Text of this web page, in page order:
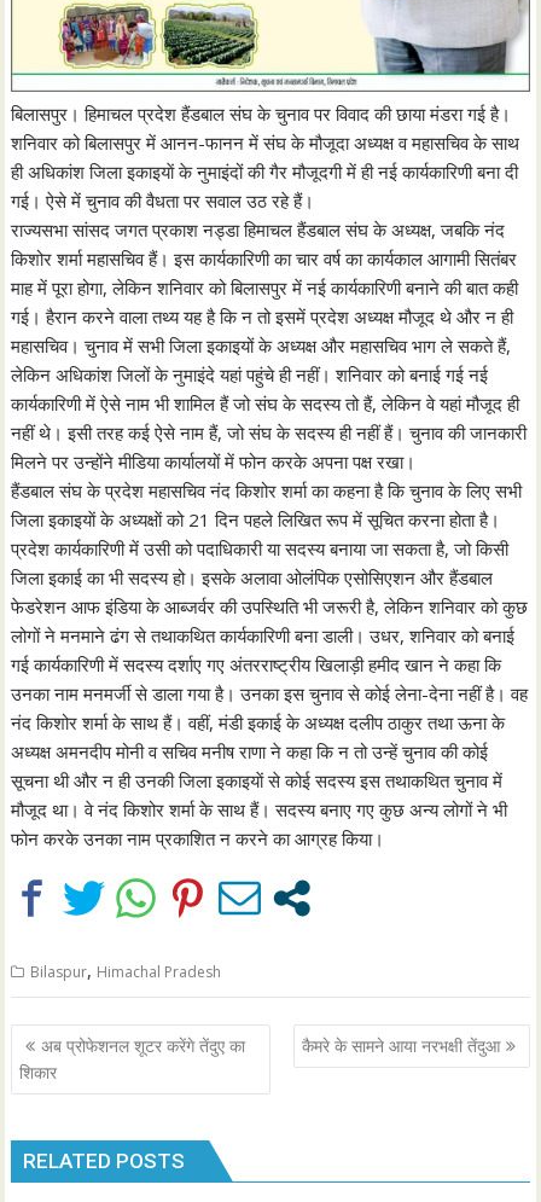
बिलासपुर। हिमाचल प्रदेश हैंडबाल संघ के चुनाव पर विवाद की छाया मंडरा गई है।
शनिवार को बिलासपुर में आनन-फानन में संघ के मौजूदा अध्यक्ष व महासचिव के साथ
ही अधिकांश जिला इकाइयाें के नुमाइंदों की गैर मौजूदगी में ही नई कार्यकारिणी बना दी
गई। ऐसे में चुनाव की वैधता पर सवाल उठ रहे हैं।
राज्यसभा सांसद जगत प्रकाश नड्डा हिमाचल हैंडबाल संघ के अध्यक्ष, जबकि नंद
किशोर शर्मा महासचिव हैं। इस कार्यकारिणी का चार वर्ष का कार्यकाल आगामी सितंबर
माह में पूरा होगा, लेकिन शनिवार को बिलासपुर में नई कार्यकारिणी बनाने की बात कही
गई। हैरान करने वाला तथ्य यह है कि न तो इसमें प्रदेश अध्यक्ष मौजूद थे और न ही
महासचिव। चुनाव में सभी जिला इकाइयों के अध्यक्ष और महासचिव भाग ले सकते हैं,
लेकिन अधिकांश जिलों के नुमाइंदे यहां पहुंचे ही नहीं। शनिवार को बनाई गई नई
कार्यकारिणी में ऐसे नाम भी शामिल हैं जो संघ के सदस्य तो हैं, लेकिन वे यहां मौजूद ही
नहीं थे। इसी तरह कई ऐसे नाम हैं, जो संघ के सदस्य ही नहीं हैं। चुनाव की जानकारी
मिलने पर उन्होंने मीडिया कार्यालयों में फोन करके अपना पक्ष रखा।
हैंडबाल संघ के प्रदेश महासचिव नंद किशोर शर्मा का कहना है कि चुनाव के लिए सभी
जिला इकाइयाें के अध्यक्षाें को 21 दिन पहले लिखित रूप में सूचित करना होता है।
प्रदेश कार्यकारिणी में उसी को पदाधिकारी या सदस्य बनाया जा सकता है, जो किसी
जिला इकाई का भी सदस्य हो। इसके अलावा ओलंपिक एसोसिएशन और हैंडबाल
फेडरेशन आफ इंडिया के आब्जर्वर की उपस्थिति भी जरूरी है, लेकिन शनिवार को कुछ
लोगों ने मनमाने ढंग से तथाकथित कार्यकारिणी बना डाली। उधर, शनिवार को बनाई
गई कार्यकारिणी में सदस्य दर्शाए गए अंतरराष्ट्रीय खिलाड़ी हमीद खान ने कहा कि
उनका नाम मनमर्जी से डाला गया है। उनका इस चुनाव से कोई लेना-देना नहीं है। वह
नंद किशोर शर्मा के साथ हैं। वहीं, मंडी इकाई के अध्यक्ष दलीप ठाकुर तथा ऊना के
अध्यक्ष अमनदीप मोनी व सचिव मनीष राणा ने कहा कि न तो उन्हें चुनाव की कोई
सूचना थी और न ही उनकी जिला इकाइयाें से कोई सदस्य इस तथाकथित चुनाव में
मौजूद था। वे नंद किशोर शर्मा के साथ हैं। सदस्य बनाए गए कुछ अन्य लोगों ने भी
फोन करके उनका नाम प्रकाशित न करने का आग्रह किया।
Bilaspur, Himachal Pradesh
Post
navigation
अब प्रोफेशनल शूटर करेंगे तेंदुए का
शिकार
कैमरे के सामने आया नरभक्षी तेंदुआ
RELATED POSTS